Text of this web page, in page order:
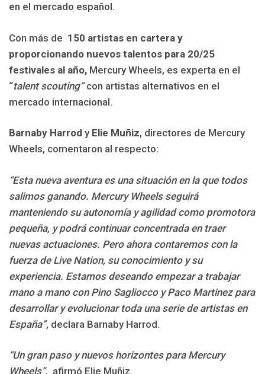
en el mercado español.
Con más de 150 artistas en cartera y
proporcionando nuevos talentos para 20/25
festivales al año, Mercury Wheels, es experta en el
“talent scouting”con artistas alternativos en el
mercado internacional.
Barnaby Harrod y Elie Muñiz, directores de Mercury
Wheels, comentaron al respecto:
“Esta nueva aventura es una situación en la que todos
salimos ganando. Mercury Wheels seguirá
manteniendo su autonomía y agilidad como promotora
pequeña, y podrá continuar concentrada en traer
nuevas actuaciones. Pero ahora contaremos con la
fuerza de Live Nation, su conocimiento y su
experiencia. Estamos deseando empezar a trabajar
mano a mano con Pino Sagliocco y Paco Martinez para
desarrollar y evolucionar toda una serie de artistas en
España”, declara Barnaby Harrod.
“Un gran paso y nuevos horizontes para Mercury
Wheels”, afirmó Elie Muñiz.